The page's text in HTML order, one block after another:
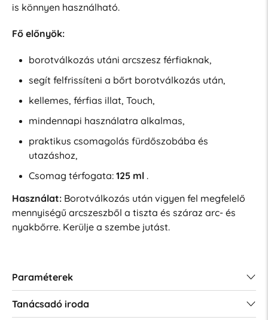
is könnyen használható.
Fő előnyök:
borotválkozás utáni arcszesz férfiaknak,
segít felfrissíteni a bőrt borotválkozás után,
kellemes, férfias illat, Touch,
mindennapi használatra alkalmas,
praktikus csomagolás fürdőszobába és
utazáshoz,
Csomag térfogata: 125 ml.
Használat:Borotválkozás után vigyen fel megfelelő
mennyiségű arcszeszből a tiszta és száraz arc- és
nyakbőrre. Kerülje a szembe jutást.
Paraméterek
Tanácsadó iroda